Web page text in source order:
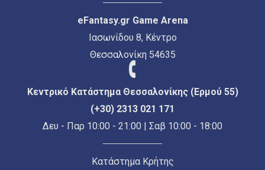
eFantasy.gr Game Arena
Ιασωνίδου 8, Κέντρο
Θεσσαλονίκη 54635
Κεντρικό Κατάστημα Θεσσαλονίκης (Ερμού 55)
(+30) 2313 021 171
Δευ - Παρ 10:00 - 21:00 | Σαβ 10:00 - 18:00
Κατάστημα Κρήτης